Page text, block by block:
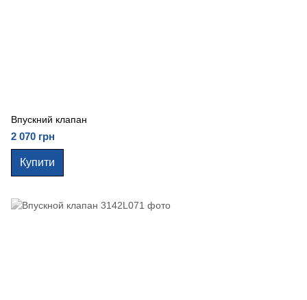
Впускний клапан
2 070 грн
Купити